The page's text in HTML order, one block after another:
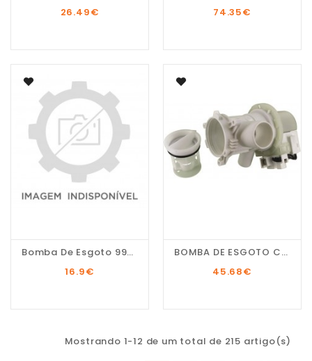
26.49€ 74.35€
Bomba De Esgoto 99353
16.9€
BOMBA DE ESGOTO C00912661
45.68€
Mostrando 1-12 de um total de 215 artigo(s)